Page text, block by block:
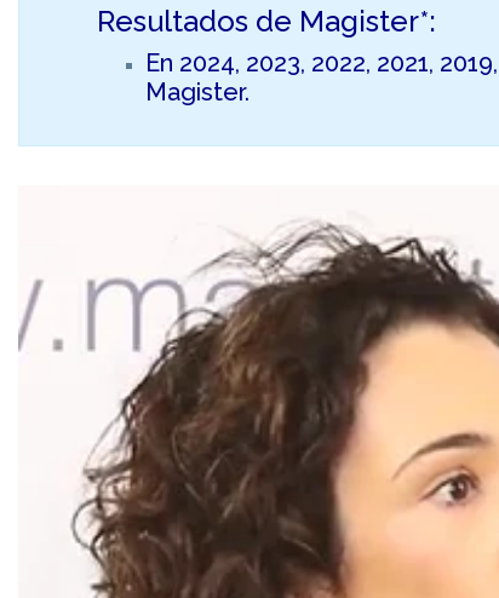
Resultados de Magister*:
En 2024, 2023, 2022, 2021,
Magister.